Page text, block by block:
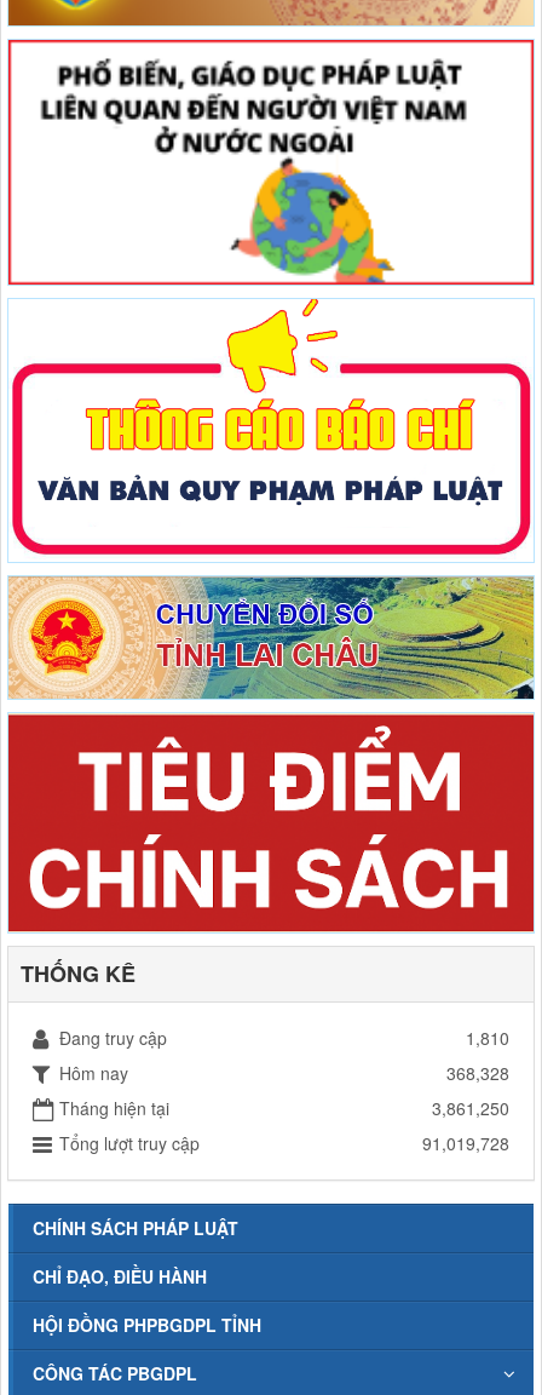
THỐNG KÊ
Đang truy cập
1,810
Hôm nay
368,328
Tháng hiện tại
3,861,250
Tổng lượt truy cập
91,019,728
CHÍNH SÁCH PHÁP LUẬT
CHỈ ĐẠO, ĐIỀU HÀNH
HỘI ĐỒNG PHPBGDPL TỈNH
CÔNG TÁC PBGDPL